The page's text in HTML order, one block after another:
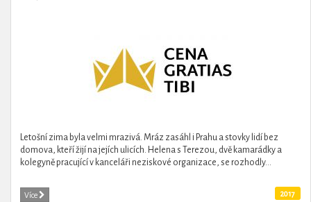
Letošní zima byla velmi mrazivá. Mráz zasáhl i Prahu a stovky lidí bez
domova, kteří žijí na jejích ulicích. Helena s Terezou, dvě kamarádky a
kolegyně pracující v kanceláři neziskové organizace, se rozhodly...
Více 2017